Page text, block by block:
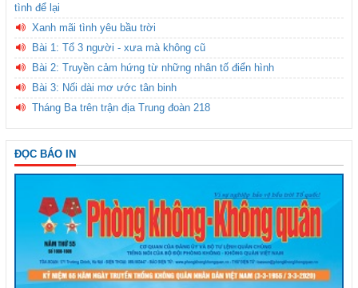
tình để lại
Xanh mãi tình yêu bầu trời
Bài 1: Tổ 3 người - xưa mà không cũ
Bài 2: Truyền cảm hứng từ những nhân tố điển hình
Bài 3: Nối dài mơ ước tân binh
Tháng Ba trên trận địa Trung đoàn 218
ĐỌC BÁO IN